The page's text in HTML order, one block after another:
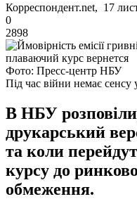
Корреспондент.net, 17
0
2898
Фото: Пресс-центр НБУ
Під час війни немає сенсу
В НБУ
друкарський
та коли
курсу до
обмеження.